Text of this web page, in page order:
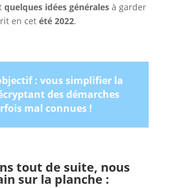
quelques idées générales à garder
en cet été 2022.
: vous simplifier la
des démarches
mal connues !
tout de suite, nous
sur la planche :